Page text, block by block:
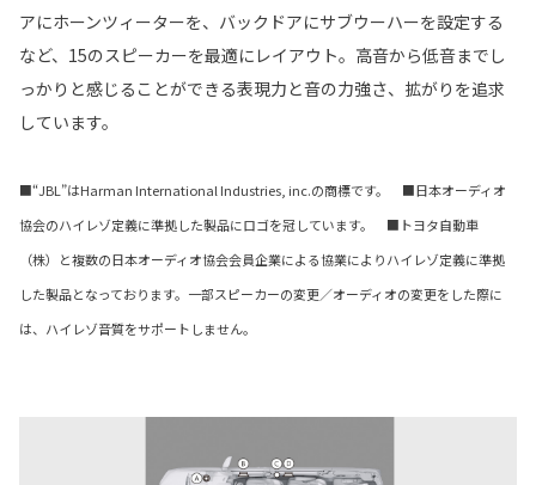
アにホーンツィーターを、バックドアにサブウーハーを設定する
など、15のスピーカーを最適にレイアウト。高音から低音までし
っかりと感じることができる表現力と音の力強さ、拡がりを追求
しています。
■“JBL”はHarman International Industries, inc.の商標です。 ■日本オーディオ
協会のハイレゾ定義に準拠した製品にロゴを冠しています。 ■トヨタ自動車
（株）と複数の日本オーディオ協会会員企業による協業によりハイレゾ定義に準拠
した製品となっております。一部スピーカーの変更／オーディオの変更をした際に
は、ハイレゾ音質をサポートしません。